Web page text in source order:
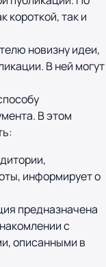
короткой, так и
новизну идеи,
В ней могут
В этом
информирует о
предназначена
с
описанными в